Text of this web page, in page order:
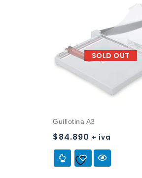
SOLD OUT
Guillotina A3
$84.890 + iva